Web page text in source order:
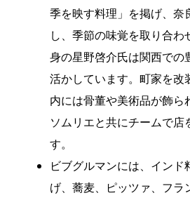
季を映す料理」を掲げ、奈
し、季節の味覚を取り合わ
身の星野啓介氏は関西での
活かしています。町家を改
内には骨董や美術品が飾ら
ソムリエと共にチームで店
す。
ビブグルマンには、イン
げ、蕎麦、ピッツァ、フラ